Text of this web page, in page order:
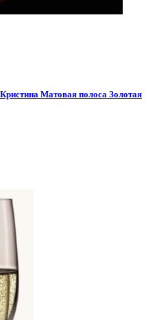
Матовая полоса Золотая